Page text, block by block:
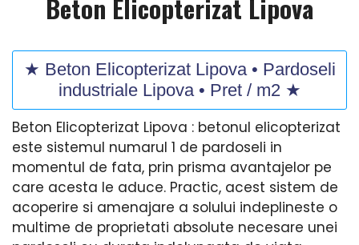
Beton Elicopterizat Lipova
★ Beton Elicopterizat Lipova • Pardoseli
industriale Lipova • Pret / m2 ★
Beton Elicopterizat Lipova : betonul elicopterizat
este sistemul numarul 1 de pardoseli in
momentul de fata, prin prisma avantajelor pe
care acesta le aduce. Practic, acest sistem de
acoperire si amenajare a solului indeplineste o
multime de proprietati absolute necesare unei